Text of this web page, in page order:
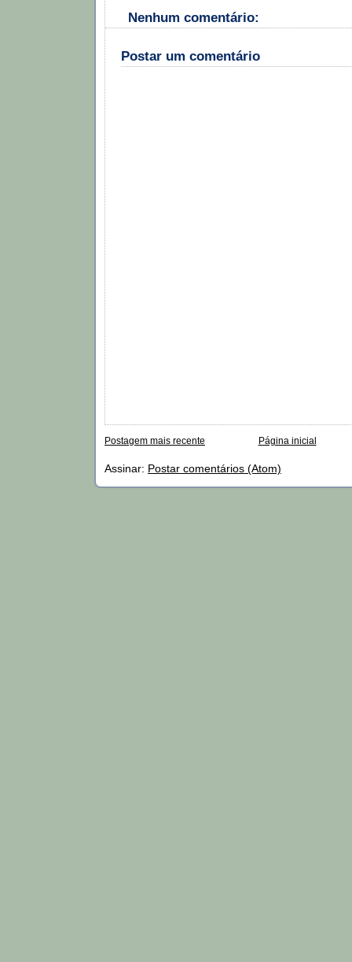
Nenhum comentário:
Postar um comentário
Postagem mais recente Página inicial
Assinar: Postar comentários (Atom)